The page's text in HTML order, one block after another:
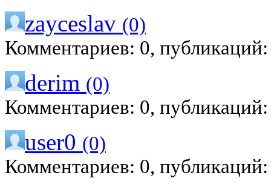
zayceslav (0)
Комментариев: 0,
derim (0)
Комментариев: 0,
user0 (0)
Комментариев: 0,